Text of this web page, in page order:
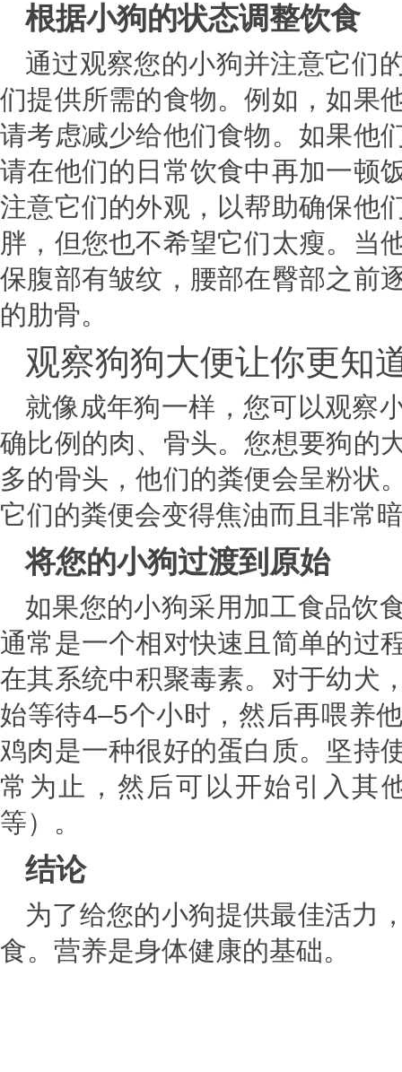
根据小狗的状态调整饮食
通过观察您的小狗并注意它们
们提供所需的食物。例如，如果
请考虑减少给他们食物。如果他
请在他们的日常饮食中再加一顿
注意它们的外观，以帮助确保他
胖，但您也不希望它们太瘦。当
保腹部有皱纹，腰部在臀部之前
的肋骨。
观察狗狗大便让你更知
就像成年狗一样，您可以观察
确比例的肉、骨头。您想要狗的
多的骨头，他们的粪便会呈粉状
它们的粪便会变得焦油而且非常
将您的小狗过渡到原始
如果您的小狗采用加工食品饮
通常是一个相对快速且简单的过
在其系统中积聚毒素。对于幼犬
始等待4–5个小时，然后再喂养
鸡肉是一种很好的蛋白质。坚持
常为止，然后可以开始引入其
等）。
结论
为了给您的小狗提供最佳活力
食。营养是身体健康的基础。